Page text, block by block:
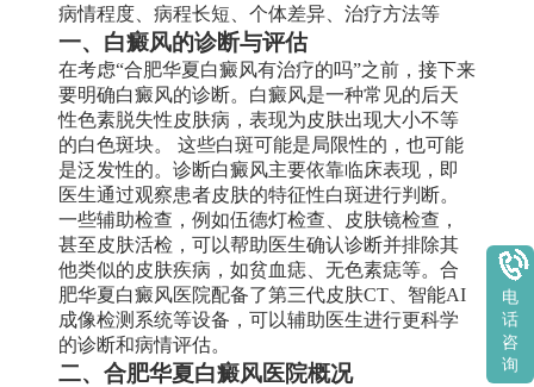
病情程度、病程长短、个体差异、治疗方法等
一、白癜风的诊断与评估
在考虑“合肥华夏白癜风有治疗的吗”之前，接下来
要明确白癜风的诊断。白癜风是一种常见的后天
性色素脱失性皮肤病，表现为皮肤出现大小不等
的白色斑块。 这些白斑可能是局限性的，也可能
是泛发性的。诊断白癜风主要依靠临床表现，即
医生通过观察患者皮肤的特征性白斑进行判断。
一些辅助检查，例如伍德灯检查、皮肤镜检查，
甚至皮肤活检，可以帮助医生确认诊断并排除其
他类似的皮肤疾病，如贫血痣、无色素痣等。合
肥华夏白癜风医院配备了第三代皮肤CT、智能AI
成像检测系统等设备，可以辅助医生进行更科学
的诊断和病情评估。
二、合肥华夏白癜风医院概况
电
话
咨
询